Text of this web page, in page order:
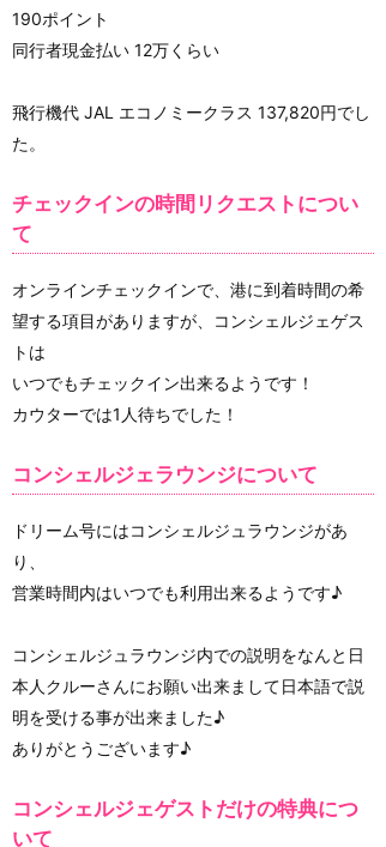
190ポイント
同行者現金払い 12万くらい
飛行機代 JAL エコノミークラス 137,820円でし
た。
チェックインの時間リクエストについ
て
オンラインチェックインで、港に到着時間の希
望する項目がありますが、コンシェルジェゲス
トは
いつでもチェックイン出来るようです！
カウターでは1人待ちでした！
コンシェルジェラウンジについて
ドリーム号にはコンシェルジュラウンジがあ
り、
営業時間内はいつでも利用出来るようです♪
コンシェルジュラウンジ内での説明をなんと日
本人クルーさんにお願い出来まして日本語で説
明を受ける事が出来ました♪
ありがとうございます♪
コンシェルジェゲストだけの特典につ
いて